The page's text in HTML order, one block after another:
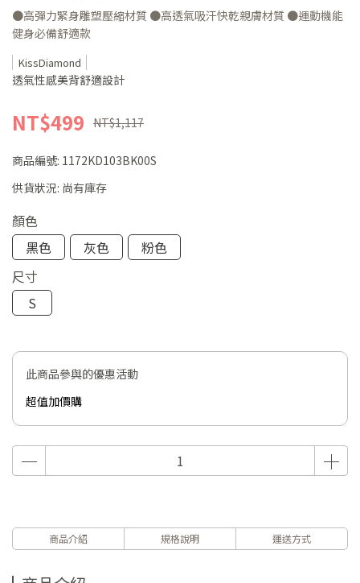
●高彈力緊身雕塑壓縮材質 ●高透氣吸汗快乾親膚材質 ●運動機能
健身必備舒適款
KissDiamond
透氣性感美背舒適設計
NT$499 NT$1,117
商品編號: 1172KD103BK00S
供貨狀況: 尚有庫存
顏色
黑色
灰色
粉色
尺寸
S
此商品參與的優惠活動
超值加價購
商品介紹 規格說明 運送方式